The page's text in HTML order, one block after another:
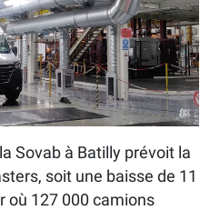
Sovab à Batilly prévoit la
soit une baisse de 11
où 127 000 camions